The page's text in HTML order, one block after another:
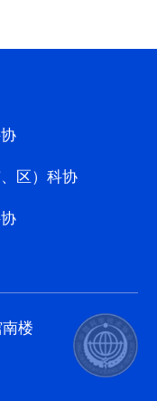
区）科协
楼